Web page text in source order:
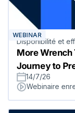
WEBINAR
Disponibilité et
More Wrench
Journey to
14/7/26
Webinaire